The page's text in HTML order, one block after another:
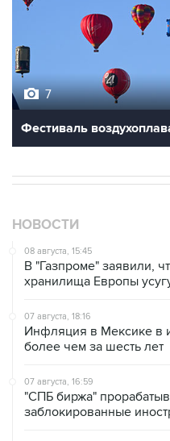
7
Фестиваль
НОВОСТИ
08 августа, 15:45
В "Газпроме" заявили,
хранилища Европы
07 августа, 18:16
Инфляция в Мексике в
более чем за шесть лет
07 августа, 16:59
"СПБ биржа"
заблокированные